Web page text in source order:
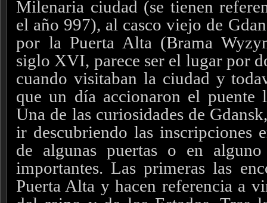
Milenaria ciudad (se tienen
el año 997), al casco viejo de
por la Puerta Alta (Brama
siglo XVI, parece ser el lugar por
cuando visitaban la ciudad y
que un día accionaron el puente
Una de las curiosidades de
ir descubriendo las inscripciones
de algunas puertas o en
importantes. Las primeras las
Puerta Alta y hacen referencia a